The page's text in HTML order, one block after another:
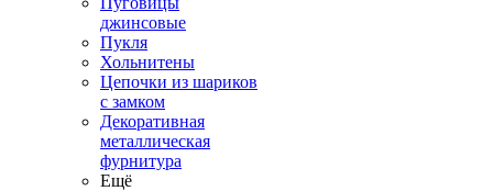
джинсовые
Пукля
Хольнитены
Цепочки из шариков
с замком
Декоративная
металлическая
фурнитура
Ещё